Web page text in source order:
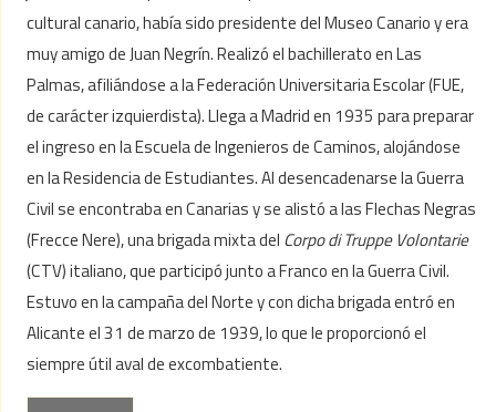
cultural canario, había sido presidente del Museo Canario y era
muy amigo de Juan Negrín. Realizó el bachillerato en Las
Palmas, afiliándose a la Federación Universitaria Escolar (FUE,
de carácter izquierdista). Llega a Madrid en 1935 para preparar
el ingreso en la Escuela de Ingenieros de Caminos, alojándose
en la Residencia de Estudiantes. Al desencadenarse la Guerra
Civil se encontraba en Canarias y se alistó a las Flechas Negras
(Frecce Nere), una brigada mixta del Corpo di Truppe Volontarie
(CTV) italiano, que participó junto a Franco en la Guerra Civil.
Estuvo en la campaña del Norte y con dicha brigada entró en
Alicante el 31 de marzo de 1939, lo que le proporcionó el
siempre útil aval de excombatiente.